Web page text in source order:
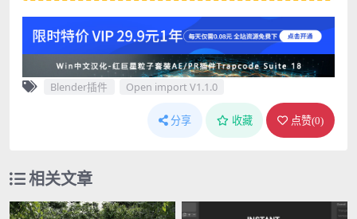
Blender插件 Open import V1.1.0
分享 收藏 点赞(0)
相关文章